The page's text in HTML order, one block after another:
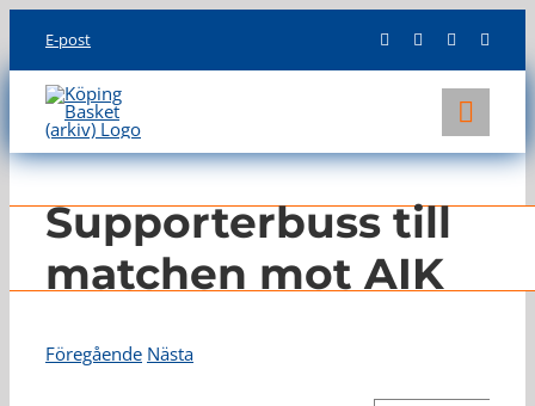
content
E-post
KLUBBEN
LAG
INFO
Supporterbuss till
matchen mot AIK
Föregående Nästa